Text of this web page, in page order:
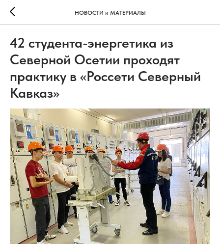
НОВОСТИ и МАТЕРИАЛЫ
42 студента-энергетика из
Северной Осетии проходят
практику в «Россети Северный
Кавказ»